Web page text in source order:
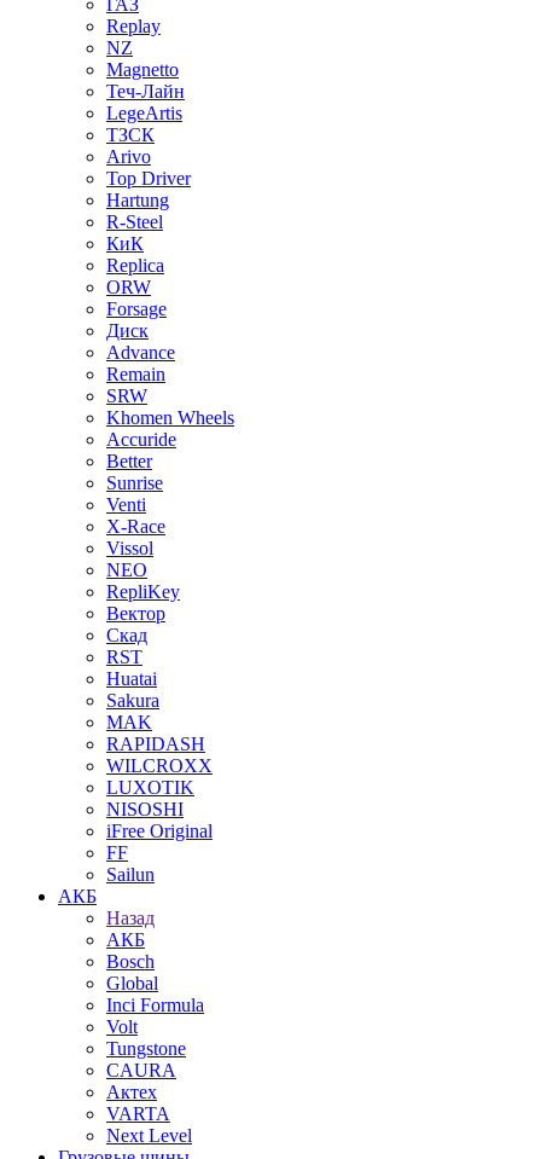
ГАЗ
Replay
NZ
Magnetto
Теч-Лайн
LegeArtis
ТЗСК
Arivo
Top Driver
Hartung
R-Steel
КиК
Replica
ORW
Forsage
Диск
Advance
Remain
SRW
Khomen Wheels
Accuride
Better
Sunrise
Venti
X-Race
Vissol
NEO
RepliKey
Вектор
Скад
RST
Huatai
Sakura
MAK
RAPIDASH
WILCROXX
LUXOTIK
NISOSHI
iFree Original
FF
Sailun
АКБ
Назад
АКБ
Bosch
Global
Inci Formula
Volt
Tungstone
CAURA
Актех
VARTA
Next Level